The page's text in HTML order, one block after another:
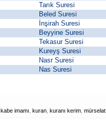
Tarık Suresi
Beled Suresi
İnşirah Suresi
Beyyine Suresi
Tekasur Suresi
Kureyş Suresi
Nasr Suresi
Nas Suresi
kabe imamı kuran kuranı kerim mürselat